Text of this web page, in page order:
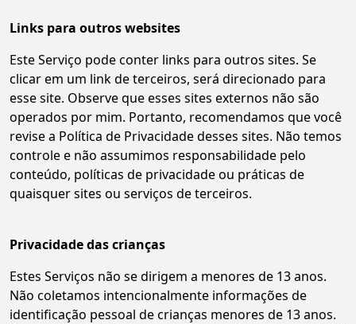
Links para outros websites
Este Serviço pode conter links para outros sites. Se
clicar em um link de terceiros, será direcionado para
esse site. Observe que esses sites externos não são
operados por mim. Portanto, recomendamos que você
revise a Política de Privacidade desses sites. Não temos
controle e não assumimos responsabilidade pelo
conteúdo, políticas de privacidade ou práticas de
quaisquer sites ou serviços de terceiros.
Privacidade das crianças
Estes Serviços não se dirigem a menores de 13 anos.
Não coletamos intencionalmente informações de
identificação pessoal de crianças menores de 13 anos.